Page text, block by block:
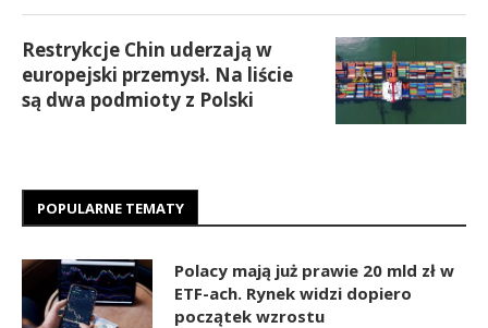
Restrykcje Chin uderzają w
europejski przemysł. Na liście
są dwa podmioty z Polski
POPULARNE TEMATY
Polacy mają już prawie 20 mld zł w
ETF-ach. Rynek widzi dopiero
początek wzrostu